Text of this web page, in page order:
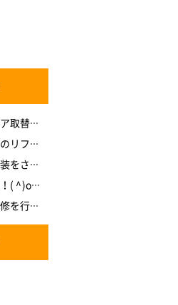
【新居浜本店】玄関ドア取替工事(*^-^*)
【新居浜本店】洗面所のリフォームを行いました。
【四国中央店】防水塗装をさせて頂きました。
【新居浜本店】誕生日！( ^)o(^ )
【新居浜本店】浴室改修を行いました。